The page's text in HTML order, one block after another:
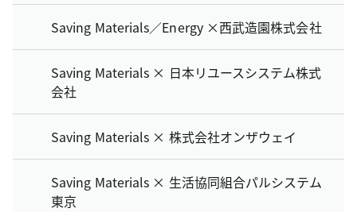
Saving Materials／Energy ×西武造園株式会社
Saving Materials × 日本リユースシステム株式
会社
Saving Materials × 株式会社オンザウェイ
Saving Materials × 生活協同組合パルシステム
東京